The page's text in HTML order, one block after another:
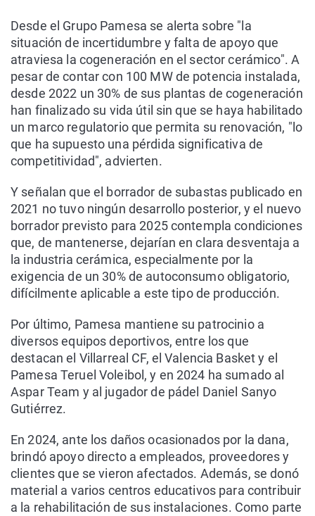
Desde el Grupo Pamesa se alerta sobre "la
situación de incertidumbre y falta de apoyo que
atraviesa la cogeneración en el sector cerámico". A
pesar de contar con 100 MW de potencia instalada,
desde 2022 un 30% de sus plantas de cogeneración
han finalizado su vida útil sin que se haya habilitado
un marco regulatorio que permita su renovación, "lo
que ha supuesto una pérdida significativa de
competitividad", advierten.
Y señalan que el borrador de subastas publicado en
2021 no tuvo ningún desarrollo posterior, y el nuevo
borrador previsto para 2025 contempla condiciones
que, de mantenerse, dejarían en clara desventaja a
la industria cerámica, especialmente por la
exigencia de un 30% de autoconsumo obligatorio,
difícilmente aplicable a este tipo de producción.
Por último, Pamesa mantiene su patrocinio a
diversos equipos deportivos, entre los que
destacan el Villarreal CF, el Valencia Basket y el
Pamesa Teruel Voleibol, y en 2024 ha sumado al
Aspar Team y al jugador de pádel Daniel Sanyo
Gutiérrez.
En 2024, ante los daños ocasionados por la dana,
brindó apoyo directo a empleados, proveedores y
clientes que se vieron afectados. Además, se donó
material a varios centros educativos para contribuir
a la rehabilitación de sus instalaciones. Como parte